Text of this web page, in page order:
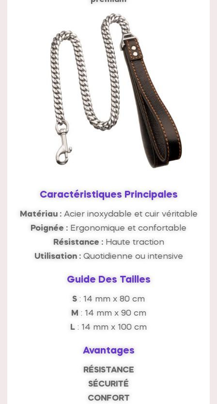
Caractéristiques Principales
Matériau :Acier inoxydable et cuir véritable
Poignée : Ergonomique et confortable
Résistance :Haute traction
Utilisation :Quotidienne ou intensive
Guide Des Tailles
S : 14 mm x 80 cm
M : 14 mm x 90 cm
L : 14 mm x 100 cm
Avantages
RÉSISTANCE
SÉCURITÉ
CONFORT